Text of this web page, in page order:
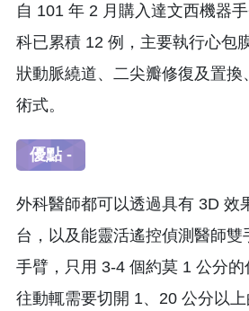
自 101 年 2 月購入達文西機器
科已累積 12 例，主要執行心包
狀動脈繞道、二尖瓣修復及置換
術式。
優點 -
外科醫師都可以透過具有 3D 效
台，以及能靈活遙控偵測醫師雙
手臂，只用 3-4 個約莫 1 公分
往動輒需要切開 1、20 公分以